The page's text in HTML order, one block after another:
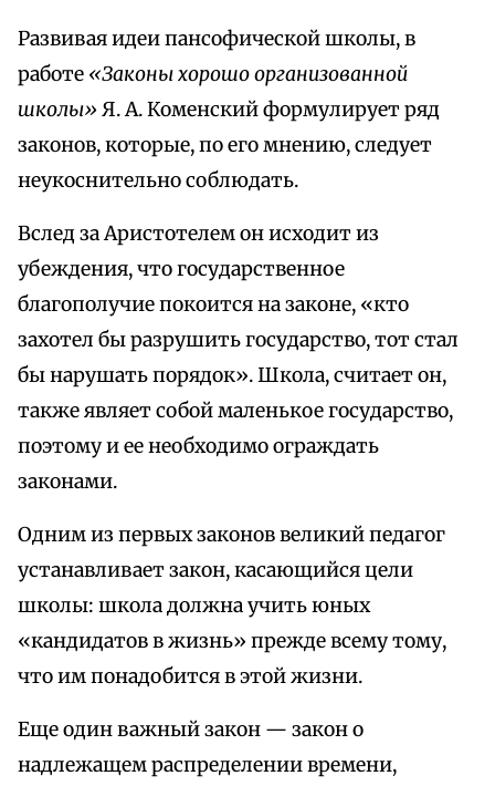
Развивая идеи пансофической школы, в
работе «Законы хорошо организованной
школы» Я. А. Коменский формулирует ряд
законов, которые, по его мнению, следует
неукоснительно соблюдать.
Вслед за Аристотелем он исходит из
убеждения, что государственное
благополучие покоится на законе, «кто
захотел бы разрушить государство, тот стал
бы нарушать порядок». Школа, считает он,
также являет собой маленькое государство,
поэтому и ее необходимо ограждать
законами.
Одним из первых законов великий педагог
устанавливает закон, касающийся цели
школы: школа должна учить юных
«кандидатов в жизнь» прежде всему тому,
что им понадобится в этой жизни.
Еще один важный закон — закон о
надлежащем распределении времени,